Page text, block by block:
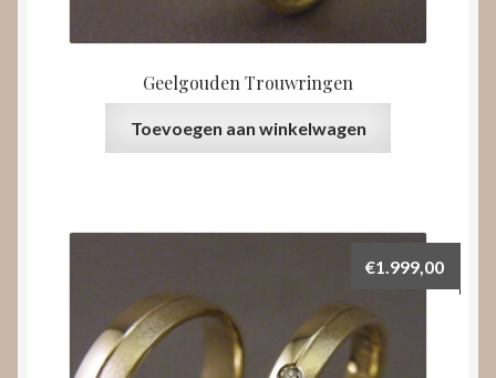
Geelgouden Trouwringen
Toevoegen aan winkelwagen
€1.999,00